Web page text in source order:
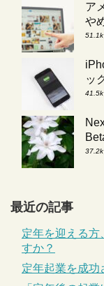
ア
や
51.1k
ッ
41.5k
37.2k
最近の記事
定年を迎える方
すか？
定年起業を成功